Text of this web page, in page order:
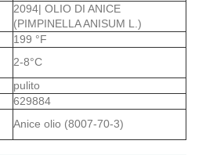
2094| OLIO DI ANICE
(PIMPINELLA ANISUM L.)
199 °F
2-8°C
pulito
629884
Anice olio (8007-70-3)